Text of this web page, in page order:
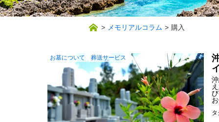
> メモリアルコラム > 購入
お墓について 葬送サービス
タ